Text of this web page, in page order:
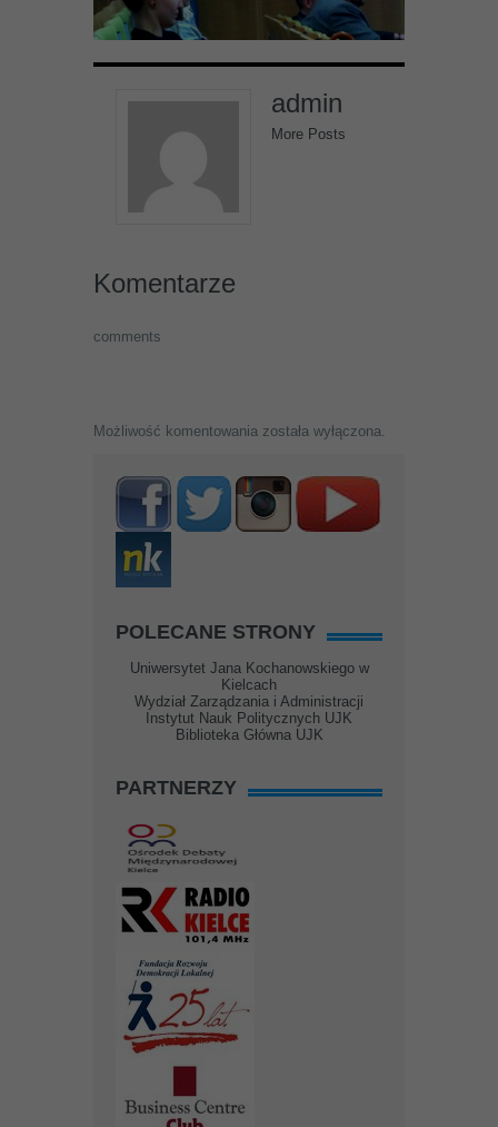
admin
More Posts
Komentarze
comments
Możliwość komentowania została wyłączona.
POLECANE STRONY
Uniwersytet Jana Kochanowskiego w
Kielcach
Wydział Zarządzania i Administracji
Instytut Nauk Politycznych UJK
Biblioteka Główna UJK
PARTNERZY